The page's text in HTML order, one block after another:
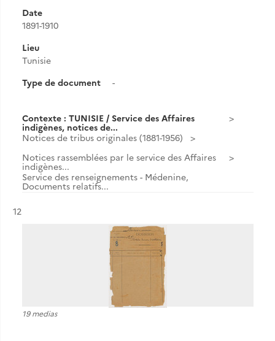
Date
1891-1910
Lieu
Tunisie
Type de document
-
Contexte : TUNISIE / Service des Affaires
indigènes, notices de...
Notices de tribus originales (1881-1956)
Notices rassemblées par le service des Affaires
indigènes...
Service des renseignements - Médenine,
Documents relatifs...
Résultat n°
12
19 medias